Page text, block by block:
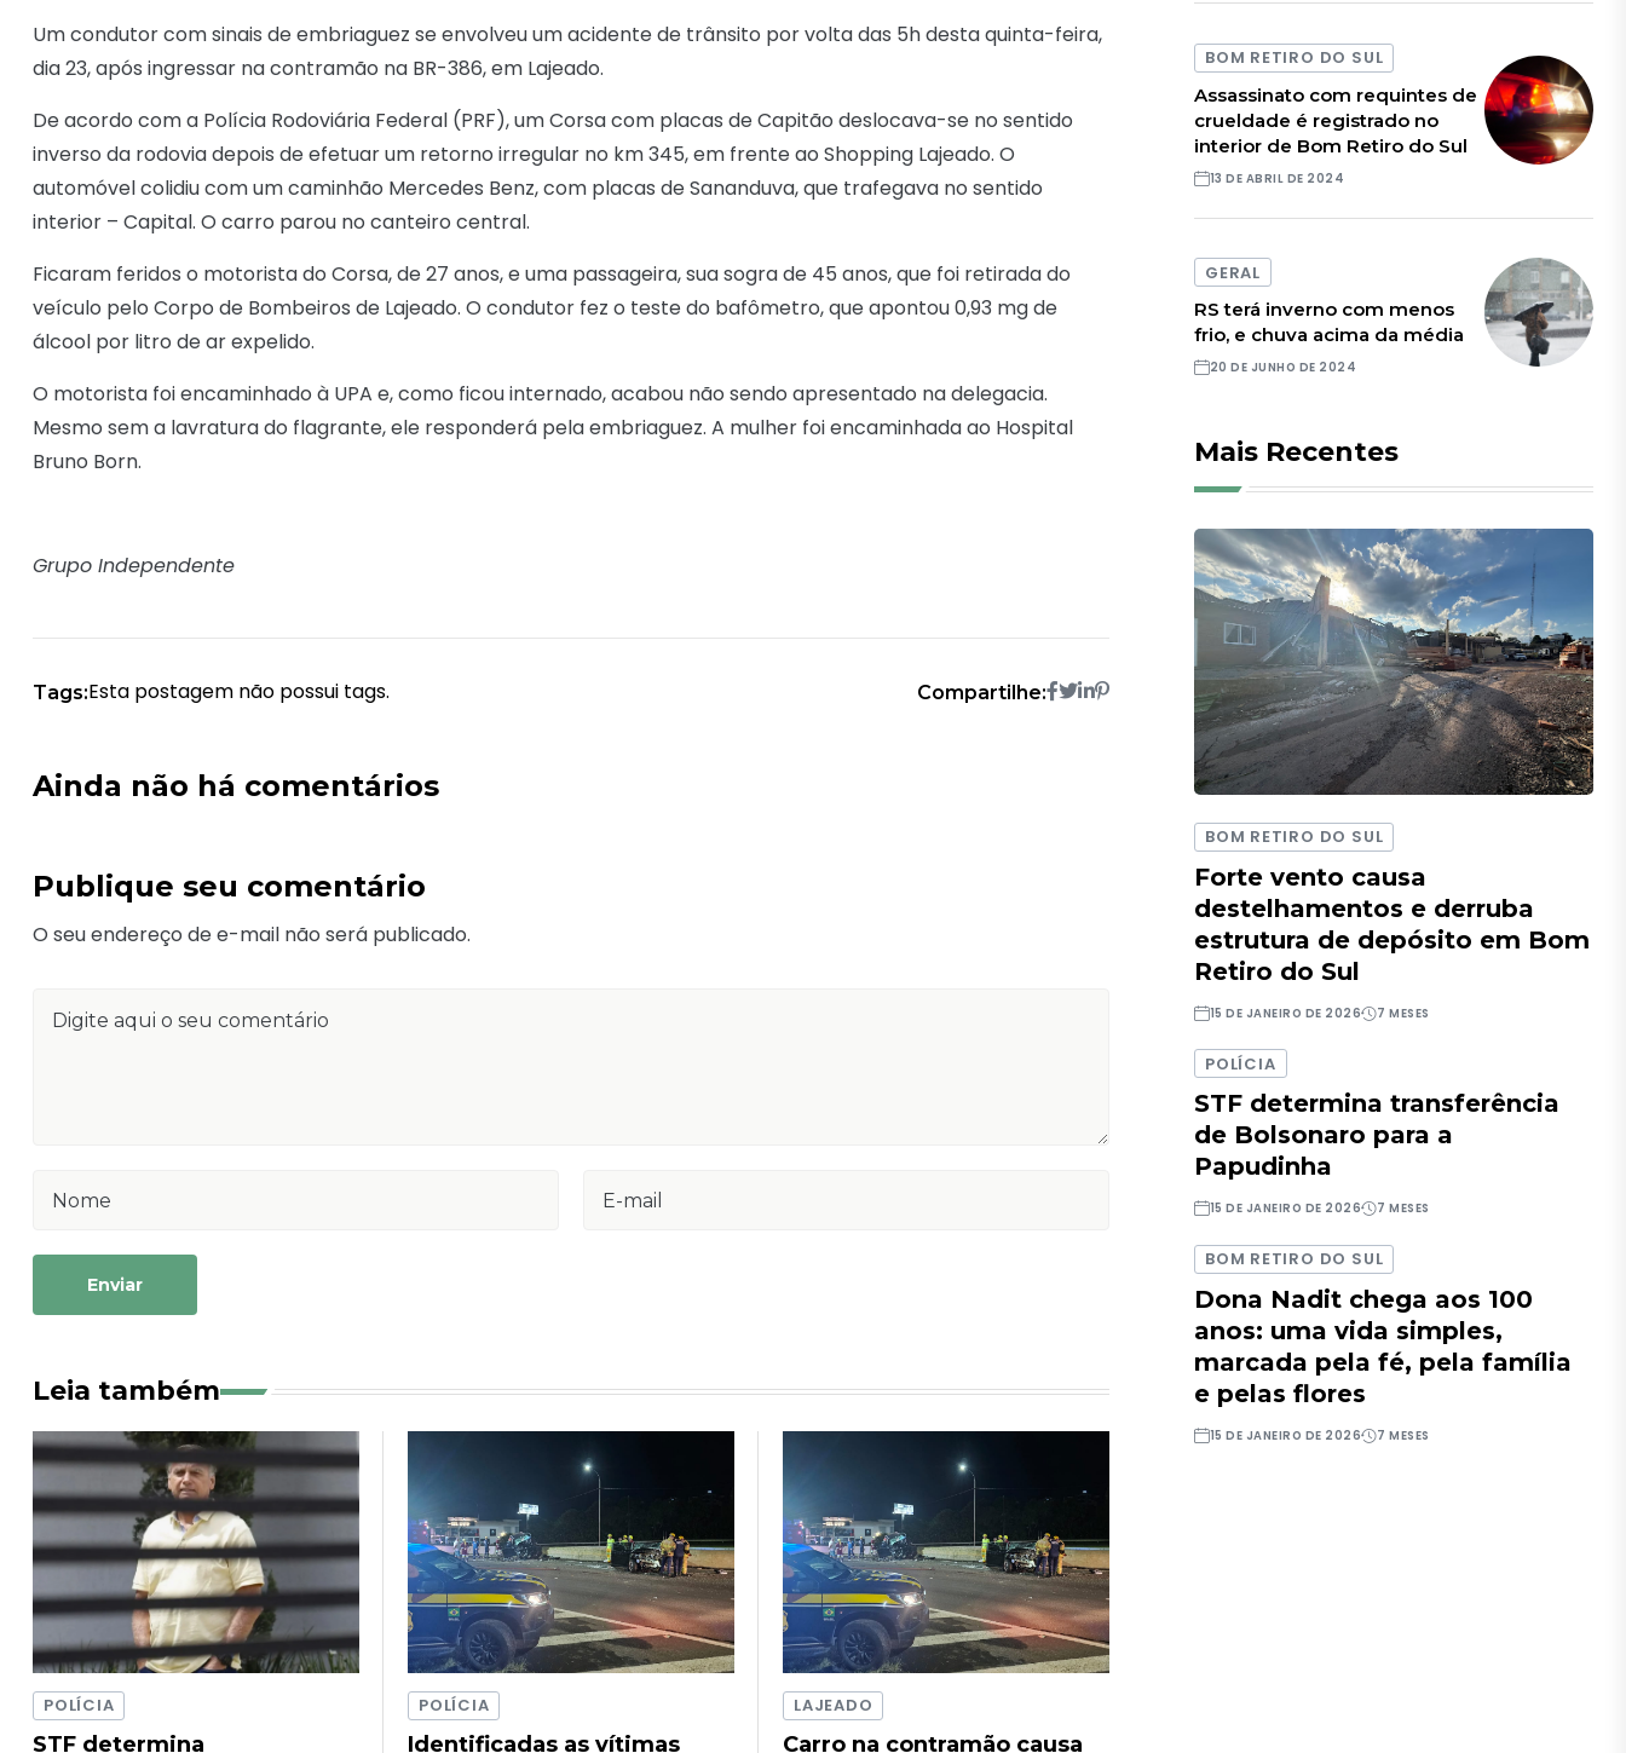
Um condutor com sinais de embriaguez se envolveu um acidente de trânsito por volta das 5h desta quinta-feira,
dia 23, após ingressar na contramão na BR-386, em Lajeado.
De acordo com a Polícia Rodoviária Federal (PRF), um Corsa com placas de Capitão deslocava-se no sentido
inverso da rodovia depois de efetuar um retorno irregular no km 345, em frente ao Shopping Lajeado. O
automóvel colidiu com um caminhão Mercedes Benz, com placas de Sananduva, que trafegava no sentido
interior – Capital. O carro parou no canteiro central.
Ficaram feridos o motorista do Corsa, de 27 anos, e uma passageira, sua sogra de 45 anos, que foi retirada do
veículo pelo Corpo de Bombeiros de Lajeado. O condutor fez o teste do bafômetro, que apontou 0,93 mg de
álcool por litro de ar expelido.
O motorista foi encaminhado à UPA e, como ficou internado, acabou não sendo apresentado na delegacia.
Mesmo sem a lavratura do flagrante, ele responderá pela embriaguez. A mulher foi encaminhada ao Hospital
Bruno Born.
Grupo Independente
Tags:Esta postagem não possui tags. Compartilhe:
Ainda não há comentários
Publique seu comentário
O seu endereço de e-mail não será publicado.
Enviar
Leia também
POLÍCIA
STF determina
POLÍCIA
Identificadas as vítimas
LAJEADO
Carro na contramão causa
BOM RETIRO DO SUL
Assassinato com requintes de
crueldade é registrado no
interior de Bom Retiro do Sul
13 DE ABRIL DE 2024
GERAL
RS terá inverno com menos
frio, e chuva acima da média
20 DE JUNHO DE 2024
Mais Recentes
BOM RETIRO DO SUL
Forte vento causa
destelhamentos e derruba
estrutura de depósito em Bom
Retiro do Sul
15 DE JANEIRO DE 2026 7 MESES
POLÍCIA
STF determina transferência
de Bolsonaro para a
Papudinha
15 DE JANEIRO DE 2026 7 MESES
BOM RETIRO DO SUL
Dona Nadit chega aos 100
anos: uma vida simples,
marcada pela fé, pela família
e pelas flores
15 DE JANEIRO DE 2026 7 MESES